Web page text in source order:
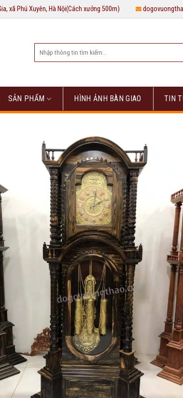
xã Phú Xuyên, Hà Nội(Cách xưởng 500m)
kiếm:
SẢN PHẨM HÌNH ẢNH BÀN GIAO TIN